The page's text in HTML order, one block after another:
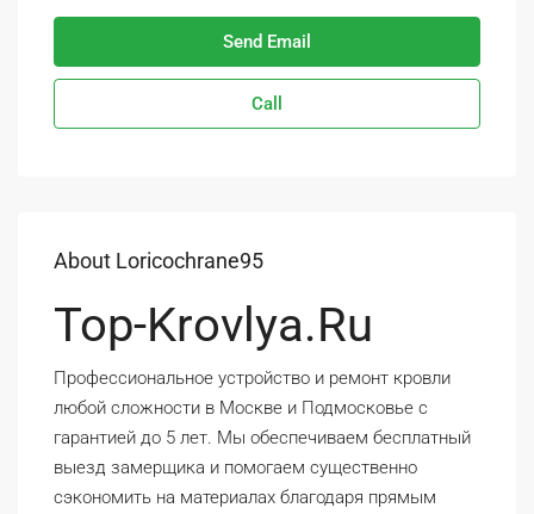
Send Email
Call
About Loricochrane95
Top-Krovlya.ru
Профессиональное устройство и ремонт кровли
любой сложности в Москве и Подмосковье с
гарантией до 5 лет. Мы обеспечиваем бесплатный
выезд замерщика и помогаем существенно
сэкономить на материалах благодаря прямым